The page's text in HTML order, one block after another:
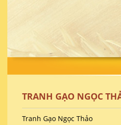
TRANH GẠO NGỌC
Tranh Gạo Ngọc Thảo